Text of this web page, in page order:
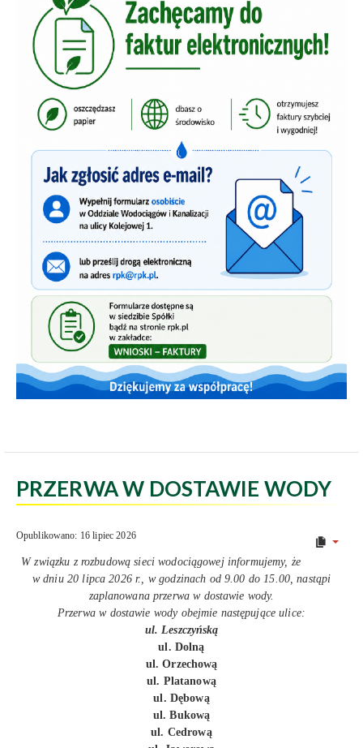
PRZERWA W DOSTAWIE WODY
Opublikowano: 16 lipiec 2026
W związku z rozbudową sieci wodociągowej informujemy, że
w dniu 20 lipca 2026 r., w godzinach od 9.00 do 15.00, nastąpi
zaplanowana przerwa w dostawie wody.
Przerwa w dostawie wody obejmie następujące ulice:
ul. Leszczyńską
ul. Dolną
ul. Orzechową
ul. Platanową
ul. Dębową
ul. Bukową
ul. Cedrową